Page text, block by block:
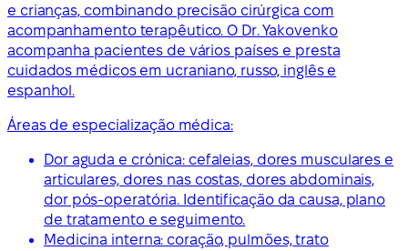
e crianças, combinando precisão cirúrgica com
acompanhamento terapêutico. O Dr. Yakovenko
acompanha pacientes de vários países e presta
cuidados médicos em ucraniano, russo, inglês e
espanhol.
Áreas de especialização médica:
Dor aguda e crónica: cefaleias, dores musculares e
articulares, dores nas costas, dores abdominais,
dor pós-operatória. Identificação da causa, plano
de tratamento e seguimento.
Medicina interna: coração, pulmões, trato